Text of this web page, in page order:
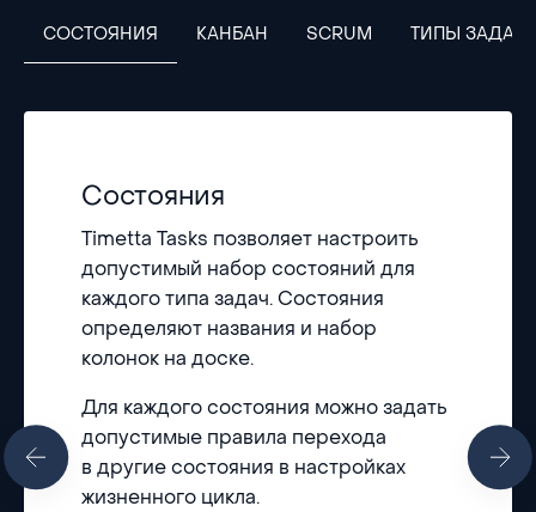
СОСТОЯНИЯ КАНБАН SCRUM ТИПЫ ЗАДАЧ
Состояния
Timetta Tasks позволяет настроить
допустимый набор состояний для
каждого типа задач. Состояния
определяют названия и набор
колонок на доске.
Для каждого состояния можно задать
допустимые правила перехода
в другие состояния в настройках
жизненного цикла.